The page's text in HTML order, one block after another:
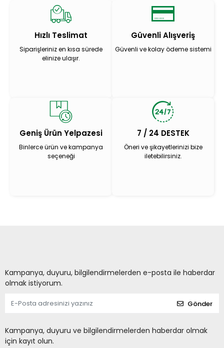
Hızlı Teslimat
Siparişleriniz en kısa sürede
elinize ulaşır.
Güvenli Alışveriş
Güvenli ve kolay ödeme sistemi
Geniş Ürün Yelpazesi
Binlerce ürün ve kampanya
seçeneği
7 / 24 DESTEK
Öneri ve şikayetlerinizi bize
iletebilirsiniz.
Kampanya, duyuru, bilgilendirmelerden e-posta ile haberdar
olmak istiyorum.
Gönder
Kampanya, duyuru ve bilgilendirmelerden haberdar olmak
için kayıt olun.